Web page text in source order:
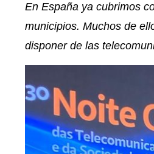
En España ya cubrimos
municipios. Muchos de
disponer de las